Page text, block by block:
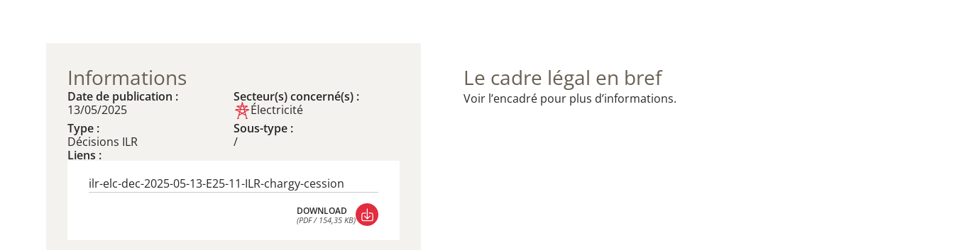
Informations
Date de publication :
13/05/2025
Secteur(s) concerné(s) :
Électricité
Type :
Décisions ILR
Sous-type :
/
Liens :
ilr-elc-dec-2025-05-13-E25-11-ILR-chargy-cession
DOWNLOAD
(PDF / 154,35 KB)
Le cadre légal en bref
Voir l’encadré pour plus d’informations.